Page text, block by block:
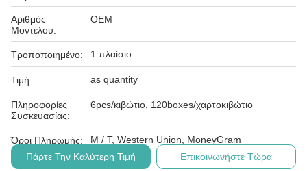
Αριθμός
Μοντέλου:
OEM
Τροποποιημένο: 1 πλαίσιο
Τιμή: as quantity
Πληροφορίες
Συσκευασίας:
6pcs/κιβώτιο, 120boxes/χαρτοκιβώτιο
Όροι Πληρωμής:
Μ / Τ, Western Union, MoneyGram
Πάρτε Την Καλύτερη Τιμή
Επικοινωνήστε Τώρα